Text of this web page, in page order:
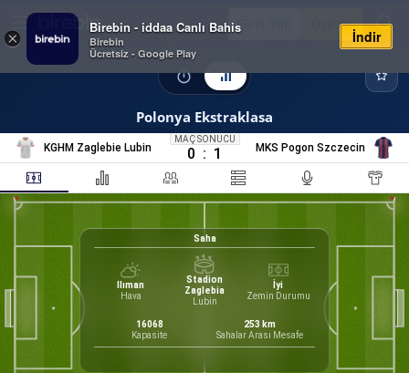
×
Birebin - iddaa Canlı Bahis
Birebin
Ücretsiz - Google Play
İndir
Giriş Yap Üye Ol
Polonya Ekstraklasa
KGHM Zaglebie Lubin
MAÇ SONUCU
0 : 1 MKS Pogon Szczecin
Saha
Ilıman
Hava
Stadion
Zaglebia
Lubin
İyi
Zemin Durumu
16068
Kapasite
253 km
Sahalar Arası Mesafe
M M